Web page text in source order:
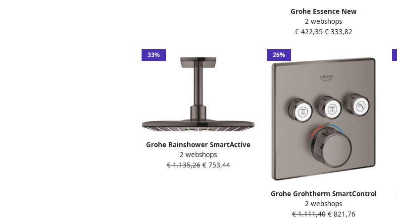
Grohe Essence New
Wastafelkraan Opbouw uitloop
12.7cm L-size hoge draaibare
hard graphite 32628al1
2 webshops
€ 422,35€ 333,82
33%
Grohe Rainshower SmartActive
310 Cube Hoofddouche 31x31cm
2 straalsoorten plafondarm
2 webshops
€ 1.135,26€ 753,44
26%
Grohe Grohtherm SmartControl
afbouwdeel thermostatische
Inbouwmengkraan bad douche
2 webshops
€ 1.111,40€ 821,76